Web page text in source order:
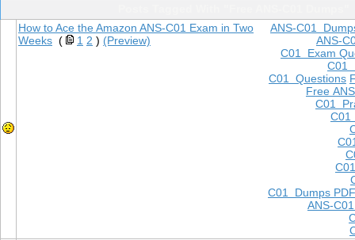
ANS-C01
ANS-
C01 Exam
C01
C01 Questions
Free
C01
C01
C01 Dumps PDF
ANS-
How to Ace the Amazon ANS-C01 Exam in Two
Weeks ( 1 2 ) (Preview)